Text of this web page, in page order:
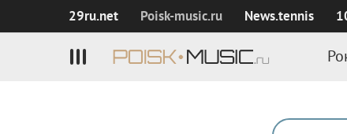
29ru.net Poisk‑music.ru News.tennis